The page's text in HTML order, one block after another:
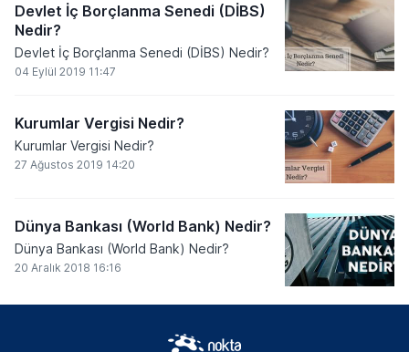
Devlet İç Borçlanma Senedi (DİBS)
Nedir?
Devlet İç Borçlanma Senedi (DİBS) Nedir?
04 Eylül 2019 11:47
Kurumlar Vergisi Nedir?
Kurumlar Vergisi Nedir?
27 Ağustos 2019 14:20
Dünya Bankası (World Bank) Nedir?
Dünya Bankası (World Bank) Nedir?
20 Aralık 2018 16:16